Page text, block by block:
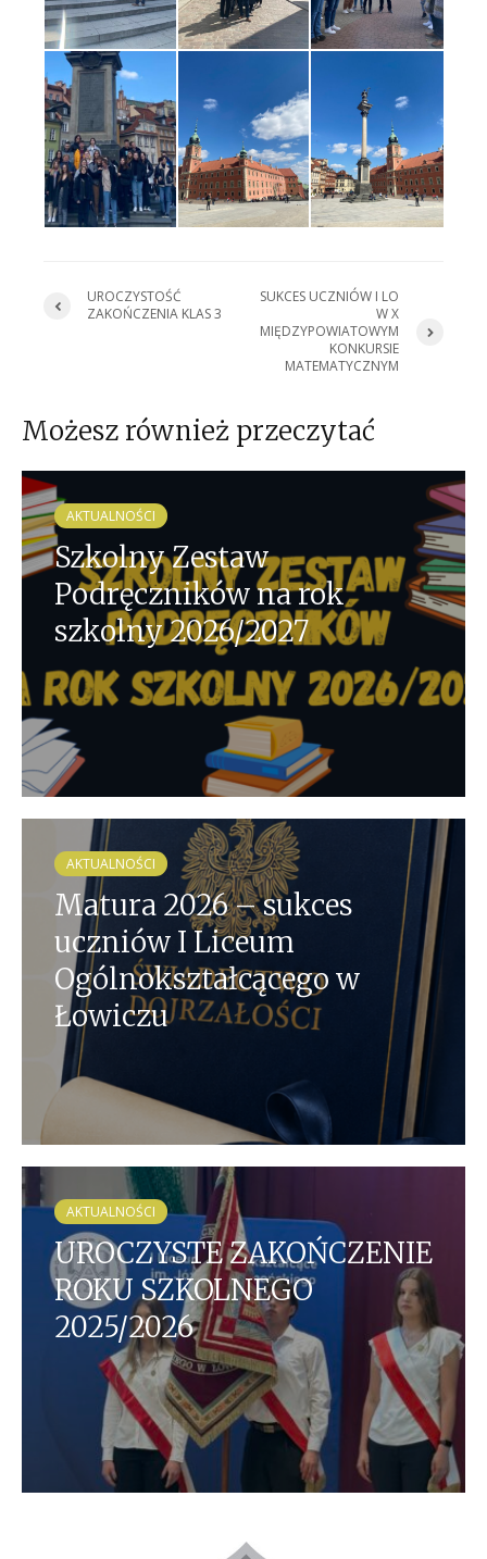
UROCZYSTOŚĆ
ZAKOŃCZENIA KLAS 3
SUKCES UCZNIÓW I LO
W X
MIĘDZYPOWIATOWYM
KONKURSIE
MATEMATYCZNYM
Możesz również przeczytać
AKTUALNOŚCI
Szkolny Zestaw
Podręczników na rok
szkolny 2026/2027
AKTUALNOŚCI
Matura 2026 – sukces
uczniów I Liceum
Ogólnokształcącego w
Łowiczu
AKTUALNOŚCI
UROCZYSTE ZAKOŃCZENIE
ROKU SZKOLNEGO
2025/2026